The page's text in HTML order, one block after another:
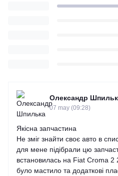
Олександр
07 may (09:28)
Якісна запчастина
Не зміг знайти своє авто в
для мене підібрали цю
встановилась на Fiat Croma 2
було мастило та додаткові